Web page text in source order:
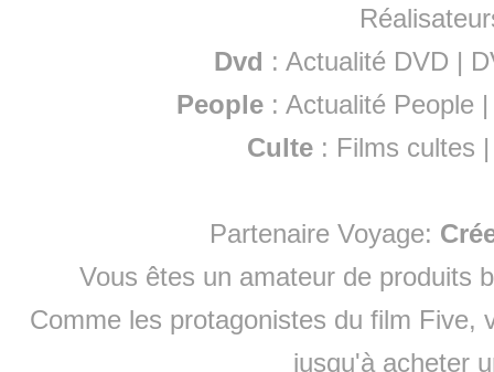
Dvd : Actualité DVD |
People :Actualité People
Culte : Films cultes
Partenaire Voyage:
Vous êtes un amateur de produits
Comme les protagonistes du film Five,
jusqu'à acheter